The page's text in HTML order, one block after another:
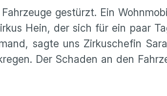
gestürzt. Ein
Hein, der sich für ein paar
sagte uns Zirkuschefin
Der Schaden an den